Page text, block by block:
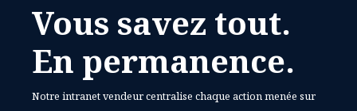
Vous savez tout.
En permanence.
Notre intranet vendeur centralise chaque action menée sur